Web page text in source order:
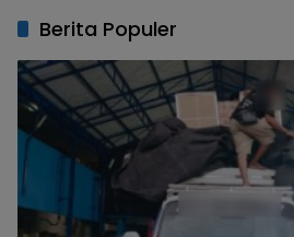
Berita Populer